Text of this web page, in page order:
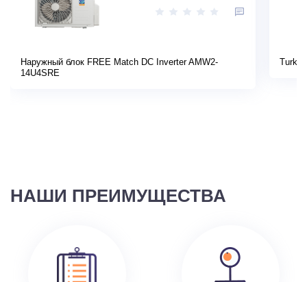
Наружный блок FREE Match DC Inverter AMW2-
14U4SRE
НАШИ ПРЕИМУЩЕСТВА